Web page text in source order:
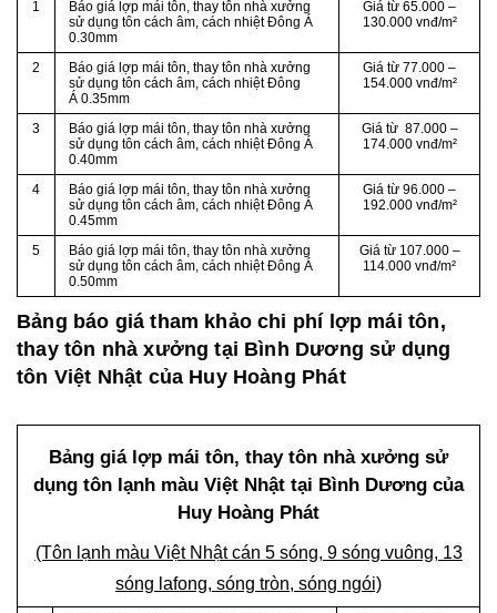
1
Báo giá lợp mái tôn, thay tôn nhà xưởng
sử dụng tôn cách âm, cách nhiệt Đông Á
0.30mm
Giá từ 65.000 –
130.000 vnđ/m²
2
Báo giá lợp mái tôn, thay tôn nhà xưởng
sử dụng tôn cách âm, cách nhiệt Đông
Á 0.35mm
Giá từ 77.000 –
154.000 vnđ/m²
3
Báo giá lợp mái tôn, thay tôn nhà xưởng
sử dụng tôn cách âm, cách nhiệt Đông Á
0.40mm
Giá từ 87.000 –
174.000 vnđ/m²
4
Báo giá lợp mái tôn, thay tôn nhà xưởng
sử dụng tôn cách âm, cách nhiệt Đông Á
0.45mm
Giá từ 96.000 –
192.000 vnđ/m²
5
Báo giá lợp mái tôn, thay tôn nhà xưởng
sử dụng tôn cách âm, cách nhiệt Đông Á
0.50mm
Giá từ 107.000 –
114.000 vnđ/m²
Bảng báo giá tham khảo chi phí lợp mái tôn,
thay tôn nhà xưởng tại Bình Dương sử dụng
tôn Việt Nhật của Huy Hoàng Phát
Bảng giá lợp mái tôn, thay tôn nhà xưởng sử
dụng tôn lạnh màu Việt Nhật tại Bình Dương của
Huy Hoàng Phát
(Tôn lạnh màu Việt Nhật cán 5 sóng, 9 sóng vuông, 13
sóng lafong, sóng tròn, sóng ngói)